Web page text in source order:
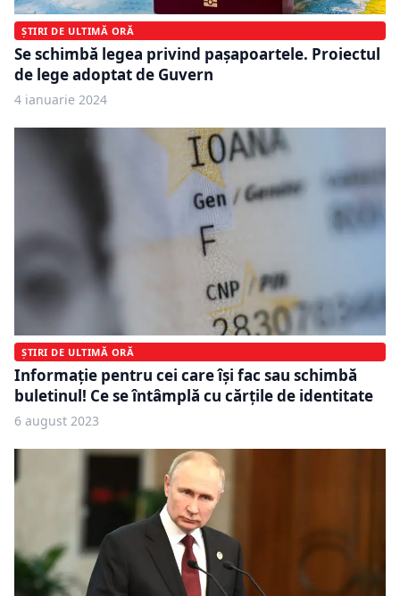
ȘTIRI DE ULTIMĂ ORĂ
Se schimbă legea privind pașapoartele. Proiectul
de lege adoptat de Guvern
4 ianuarie 2024
ȘTIRI DE ULTIMĂ ORĂ
Informaţie pentru cei care îşi fac sau schimbă
buletinul! Ce se întâmplă cu cărțile de identitate
6 august 2023